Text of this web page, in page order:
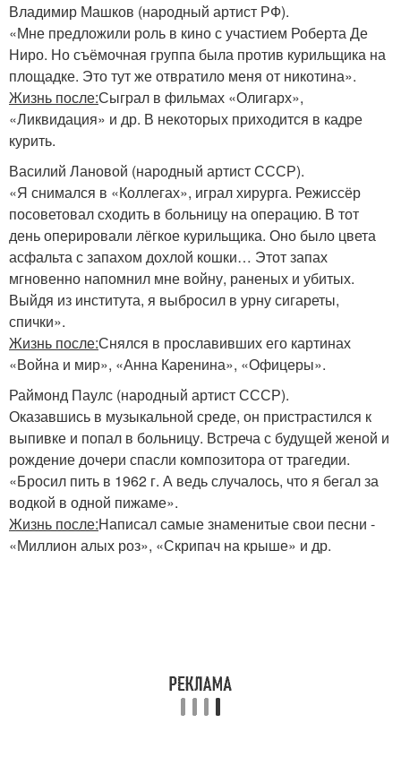
Владимир Машков (народный артист РФ).
«Мне предложили роль в кино с участием Роберта Де
Ниро. Но съёмочная группа была против курильщика на
площадке. Это тут же отвратило меня от никотина».
Жизнь после:Сыграл в фильмах «Олигарх»,
«Ликвидация» и др. В некоторых приходится в кадре
курить.
Василий Лановой (народный артист СССР).
«Я снимался в «Коллегах», играл хирурга. Режиссёр
посоветовал сходить в больницу на операцию. В тот
день оперировали лёгкое курильщика. Оно было цвета
асфальта с запахом дохлой кошки… Этот запах
мгновенно напомнил мне войну, раненых и убитых.
Выйдя из института, я выбросил в урну сигареты,
спички».
Жизнь после:Снялся в прославивших его картинах
«Война и мир», «Анна Каренина», «Офицеры».
Раймонд Паулс (народный артист СССР).
Оказавшись в музыкальной среде, он пристрастился к
выпивке и попал в больницу. Встреча с будущей женой и
рождение дочери спасли композитора от трагедии.
«Бросил пить в 1962 г. А ведь случалось, что я бегал за
водкой в одной пижаме».
Жизнь после:Написал самые знаменитые свои песни -
«Миллион алых роз», «Скрипач на крыше» и др.